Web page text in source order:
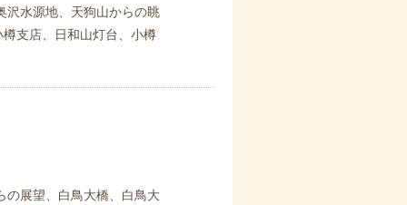
沢水源地、天狗山からの眺
支店、日和山灯台、小樽
の展望、白鳥大橋、白鳥大